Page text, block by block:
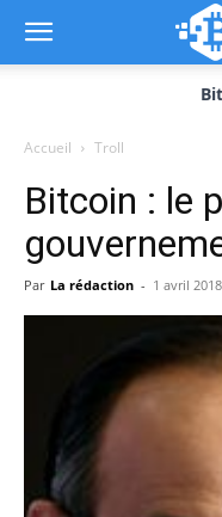
Accueil Troll
Bitcoin : le
Par La rédaction - 1 avril 2018